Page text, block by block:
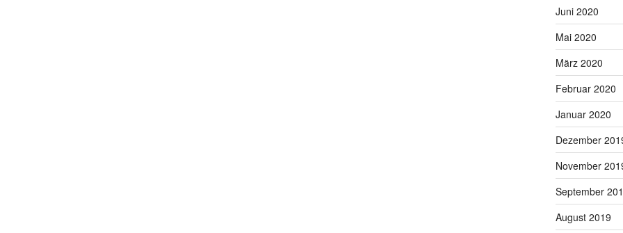
Juni 2020
Mai 2020
März 2020
Februar 2020
Januar 2020
Dezember
November
September
August 2019